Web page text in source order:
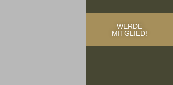
WERDE
MITGLIED!